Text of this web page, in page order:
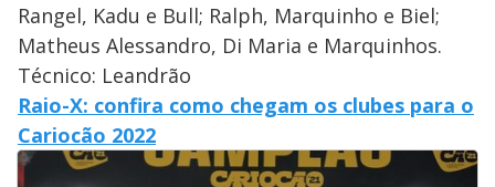
Rangel, Kadu e Bull; Ralph, Marquinho e Biel;
Matheus Alessandro, Di Maria e Marquinhos.
Técnico: Leandrão
Raio-X: confira como chegam os clubes para o
Cariocão 2022